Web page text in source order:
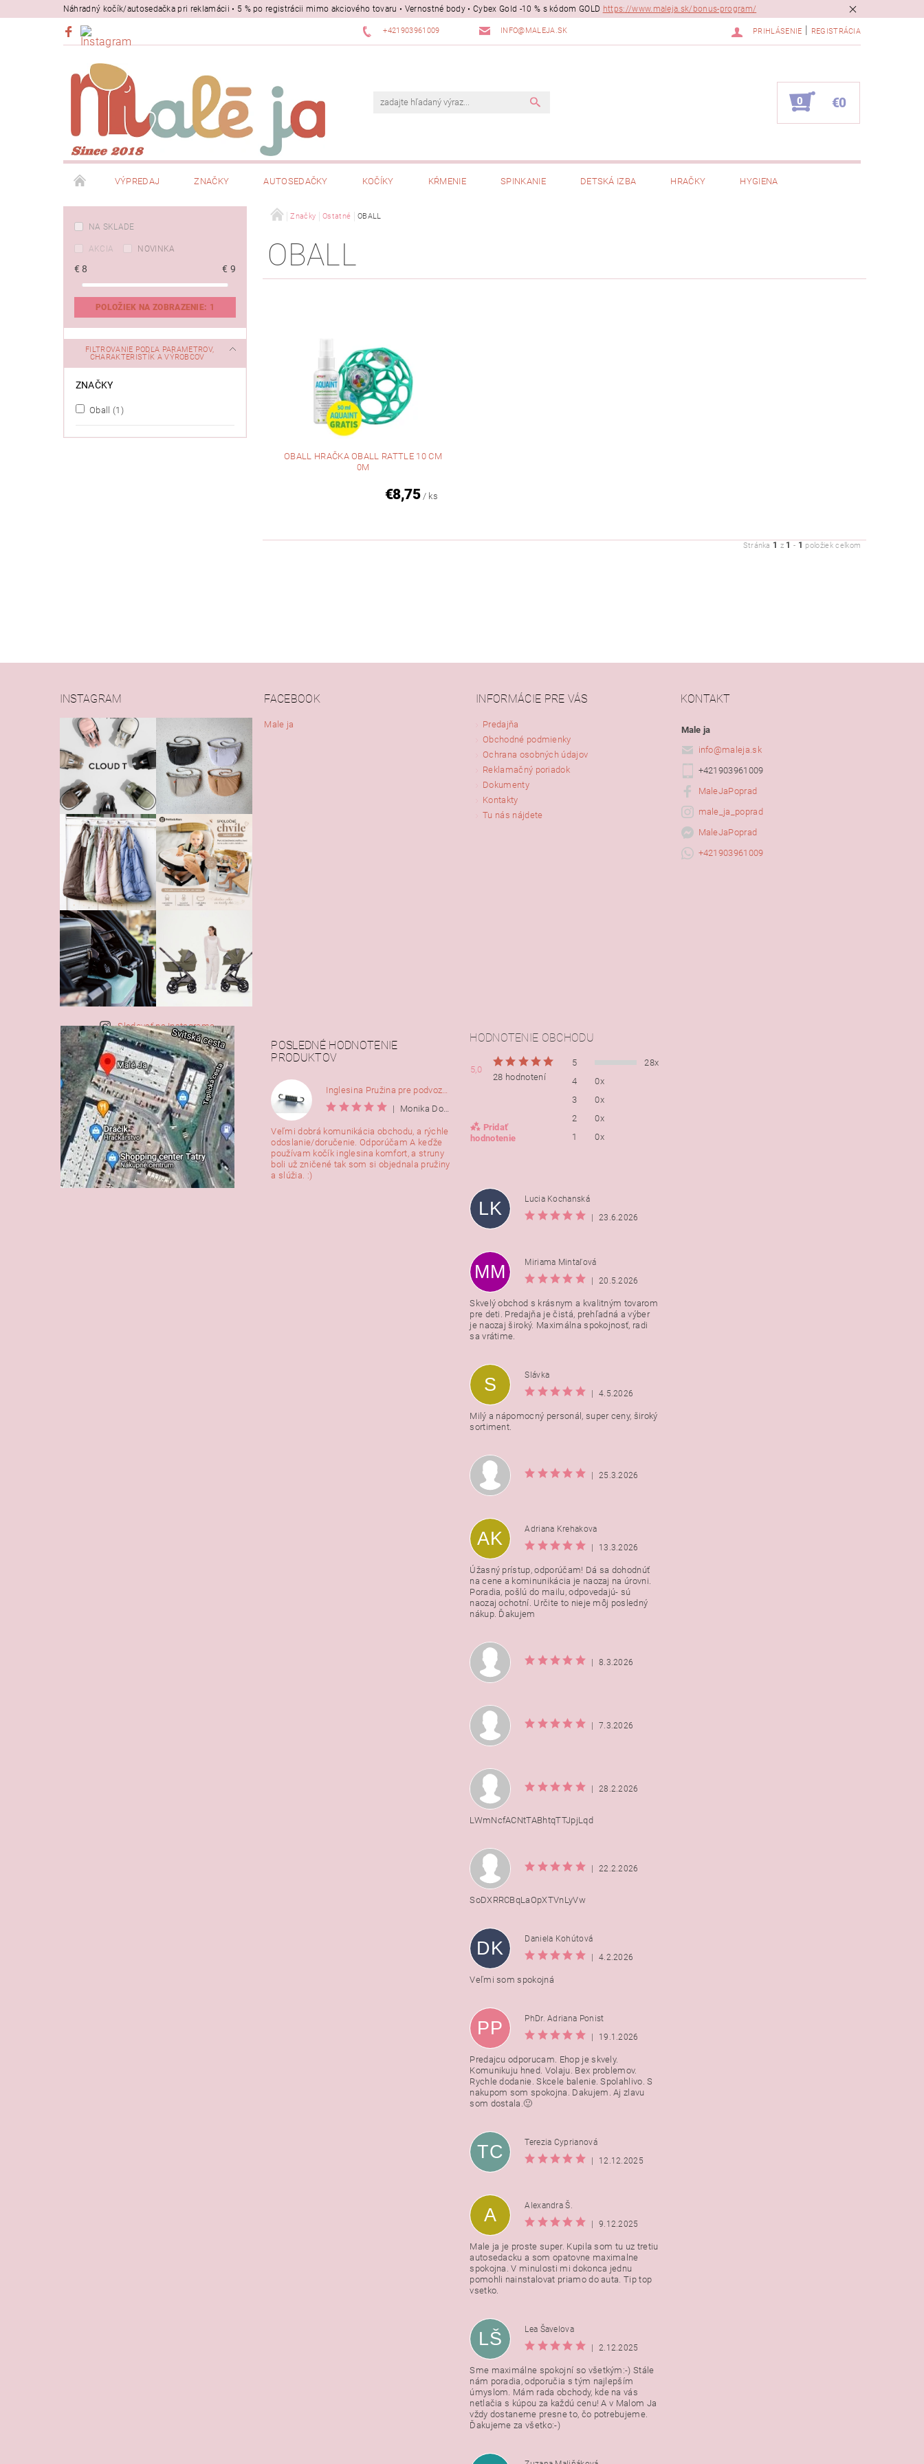
Náhradný kočík/autosedačka pri reklamácii • 5 % po registrácii mimo akciového tovaru • Vernostné body • Cybex Gold -10 % s kódom GOLD https://www.maleja.sk/bonus-program/
+421903961009 INFO@MALEJA.SK PRIHLÁSENIE REGISTRÁCIA
0 €0
VÝPREDAJ ZNAČKY AUTOSEDAČKY KOČÍKY KŔMENIE SPINKANIE DETSKÁ IZBA HRAČKY HYGIENA
NA SKLADE
AKCIA NOVINKA
€8 €9
POLOŽIEK NA ZOBRAZENIE: 1
FILTROVANIE PODĽA PARAMETROV,
CHARAKTERISTÍK A VÝROBCOV
ZNAČKY
Oball (1)
Značky Ostatné OBALL
OBALL
OBALL HRAČKA OBALL RATTLE 10 CM
0M
€8,75 / ks
Stránka 1 z 1 - 1 položiek celkom
INSTAGRAM
Sledovať na Instagrame
FACEBOOK
Male ja
INFORMÁCIE PRE VÁS
Predajňa
Obchodné podmienky
Ochrana osobných údajov
Reklamačný poriadok
Dokumenty
Kontakty
Tu nás nájdete
KONTAKT
Male ja
info@maleja.sk
+421903961009
MaleJaPoprad
male_ja_poprad
MaleJaPoprad
+421903961009
POSLEDNÉ HODNOTENIE
PRODUKTOV
Inglesina Pružina pre podvozok Comfort, 2ks
|
Monika Dorušáková
Veľmi dobrá komunikácia obchodu, a rýchle
odoslanie/doručenie. Odporúčam A keďže
používam kočík inglesina komfort, a struny
boli už zničené tak som si objednala pružiny
a slúžia. :)
HODNOTENIE OBCHODU
5,0
28 hodnotení
Pridať
hodnotenie
5
28x
4
0x
3
0x
2
0x
1
0x
Vložením hodnotenie súhlasíte s
podmienkami ochrany osobných
LK
Lucia Kochanská
23.6.2026
MM
Miriama Mintaľová
20.5.2026
Skvelý obchod s krásnym a kvalitným tovarom
pre deti. Predajňa je čistá, prehľadná a výber
je naozaj široký. Maximálna spokojnosť, radi
sa vrátime.
S
Slávka
4.5.2026
Milý a nápomocný personál, super ceny, široký
sortiment.
25.3.2026
AK
Adriana Krehakova
13.3.2026
Úžasný prístup, odporúčam! Dá sa dohodnúť
na cene a kominunikácia je naozaj na úrovni.
Poradia, pošlú do mailu, odpovedajú- sú
naozaj ochotní. Určite to nieje môj posledný
nákup. Ďakujem
8.3.2026
7.3.2026
28.2.2026
LWmNcfACNtTABhtqTTJpjLqd
22.2.2026
SoDXRRCBqLaOpXTVnLyVw
DK
Daniela Kohútová
4.2.2026
Veľmi som spokojná
PP
PhDr. Adriana Ponist
19.1.2026
Predajcu odporucam. Ehop je skvely.
Komunikuju hned. Volaju. Bex problemov.
Rychle dodanie. Skcele balenie. Spolahlivo. S
nakupom som spokojna. Dakujem. Aj zlavu
som dostala.🙂
TC
Terezia Cyprianová
12.12.2025
A
Alexandra Š.
9.12.2025
Male ja je proste super. Kupila som tu uz tretiu
autosedacku a som opatovne maximalne
spokojna. V minulosti mi dokonca jednu
pomohli nainstalovat priamo do auta. Tip top
vsetko.
LŠ
Lea Šavelova
2.12.2025
Sme maximálne spokojní so všetkým:-) Stále
nám poradia, odporučia s tým najlepším
úmyslom. Mám rada obchody, kde na vás
netlačia s kúpou za každú cenu! A v Malom Ja
vždy dostaneme presne to, čo potrebujeme.
Ďakujeme za všetko:-)